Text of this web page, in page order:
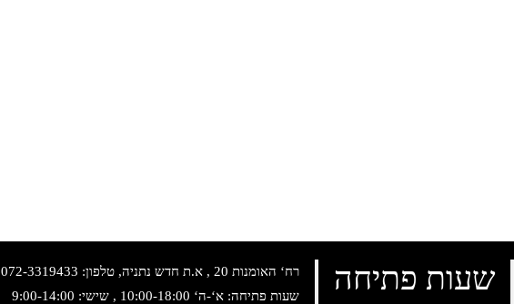
רח‘ האומנות 20 , א.ת חדש נתניה, טלפון:
072-3319433
שעות פתיחה: א‘-ה‘ 10:00-18:00 , שישי: 9:00-14:00
שעות פתיחה